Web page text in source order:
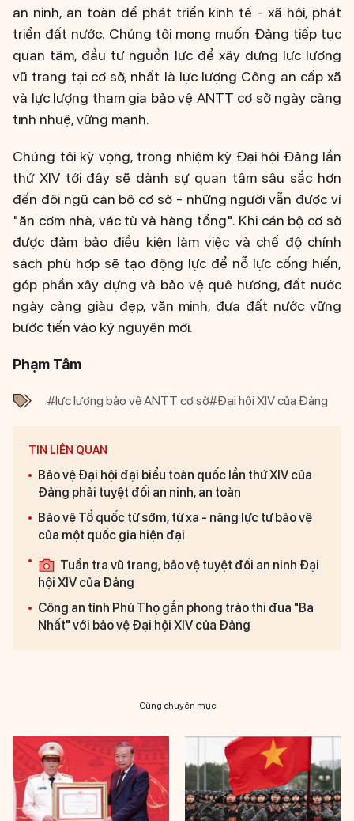
an ninh, an toàn để phát triển kinh tế - xã hội, phát
triển đất nước. Chúng tôi mong muốn Đảng tiếp tục
quan tâm, đầu tư nguồn lực để xây dựng lực lượng
vũ trang tại cơ sở, nhất là lực lượng Công an cấp xã
và lực lượng tham gia bảo vệ ANTT cơ sở ngày càng
tinh nhuệ, vững mạnh.
Chúng tôi kỳ vọng, trong nhiệm kỳ Đại hội Đảng lần
thứ XIV tới đây sẽ dành sự quan tâm sâu sắc hơn
đến đội ngũ cán bộ cơ sở - những người vẫn được ví
"ăn cơm nhà, vác tù và hàng tổng". Khi cán bộ cơ sở
được đảm bảo điều kiện làm việc và chế độ chính
sách phù hợp sẽ tạo động lực để nỗ lực cống hiến,
góp phần xây dựng và bảo vệ quê hương, đất nước
ngày càng giàu đẹp, văn minh, đưa đất nước vững
bước tiến vào kỷ nguyên mới.
Phạm Tâm
#lực lượng bảo vệ ANTT cơ sở#Đại hội XIV của Đảng
TIN LIÊN QUAN
Bảo vệ Đại hội đại biểu toàn quốc lần thứ XIV của
Đảng phải tuyệt đối an ninh, an toàn
Bảo vệ Tổ quốc từ sớm, từ xa - năng lực tự bảo vệ
của một quốc gia hiện đại
Tuần tra vũ trang, bảo vệ tuyệt đối an ninh Đại
hội XIV của Đảng
Công an tỉnh Phú Thọ gắn phong trào thi đua "Ba
Nhất" với bảo vệ Đại hội XIV của Đảng
Cùng chuyên mục